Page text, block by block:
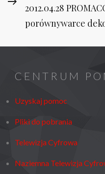
Post
2012.04.28
porównywarce
CENTRUM
Uzyskaj pomoc
Pliki do pobrania
Telewizja Cyfrowa
Naziemna Telewizja